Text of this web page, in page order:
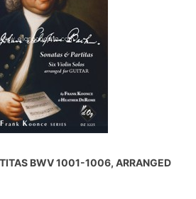
BWV 1001-1006, ARRANGED